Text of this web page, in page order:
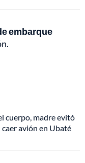
embarque
cuerpo, madre evitó
avión en Ubaté